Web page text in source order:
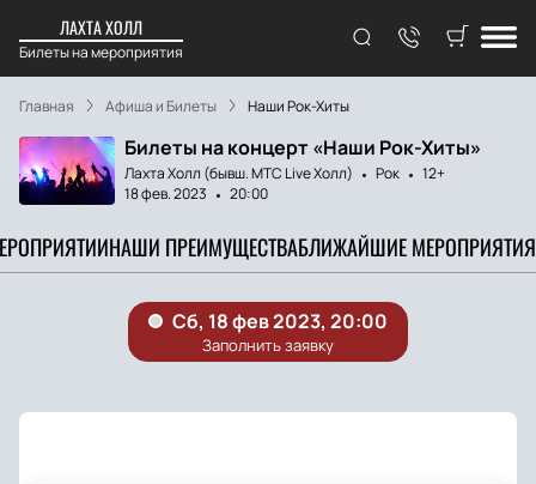
ЛАХТА ХОЛЛ
Билеты на мероприятия
Главная Афиша и Билеты Наши Рок-Хиты
Билеты на концерт «Наши Рок-Хиты»
Лахта Холл (бывш. МТС Live Холл) Рок
12+
18 фев. 2023
20:00
НАШИ ПРЕИМУЩЕСТВАБЛИЖАЙШИЕ МЕРОПРИЯТИЯ